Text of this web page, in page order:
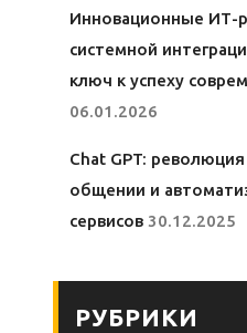
Инновационные ИТ-
системной
ключ к успеху
06.01.2026
Chat GPT:
общении и
сервисов 30.12.2025
РУБРИКИ